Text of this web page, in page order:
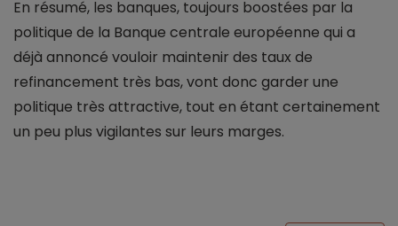
En résumé, les banques, toujours boostées par la
politique de la Banque centrale européenne qui a
déjà annoncé vouloir maintenir des taux de
refinancement très bas, vont donc garder une
politique très attractive, tout en étant certainement
un peu plus vigilantes sur leurs marges.